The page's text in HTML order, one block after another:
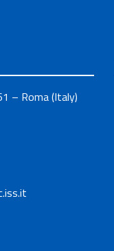
– Roma (Italy)